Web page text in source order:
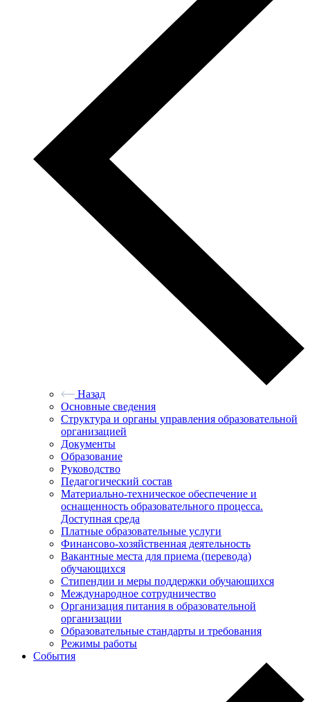
Назад
Основные сведения
Структура и органы управления образовательной
организацией
Документы
Образование
Руководство
Педагогический состав
Материально-техническое обеспечение и
оснащенность образовательного процесса.
Доступная среда
Платные образовательные услуги
Финансово-хозяйственная деятельность
Вакантные места для приема (перевода)
обучающихся
Стипендии и меры поддержки обучающихся
Международное сотрудничество
Организация питания в образовательной
организации
Образовательные стандарты и требования
Режимы работы
События